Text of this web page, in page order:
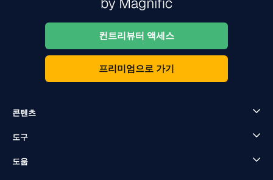
컨트리뷰터 액세스
프리미엄으로 가기
콘텐츠
도구
도움